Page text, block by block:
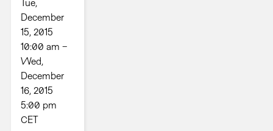
Tue,
December
15, 2015
10:00 am –
Wed,
December
16, 2015
5:00 pm
CET